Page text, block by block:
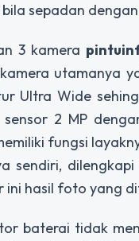
sepadan
3 kamera
utamanya
Ultra Wide
2 MP
fungsi
sendiri,
ini hasil foto yang
baterai tidak